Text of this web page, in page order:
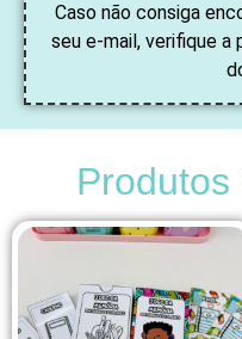
Caso não consiga
seu e-mail, verifique a